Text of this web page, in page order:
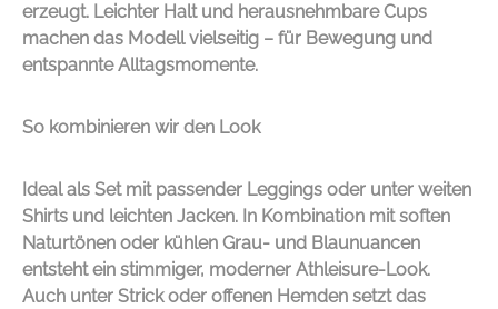
erzeugt. Leichter Halt und herausnehmbare Cups
machen das Modell vielseitig – für Bewegung und
entspannte Alltagsmomente.
So kombinieren wir den Look
Ideal als Set mit passender Leggings oder unter weiten
Shirts und leichten Jacken. In Kombination mit soften
Naturtönen oder kühlen Grau- und Blaunuancen
entsteht ein stimmiger, moderner Athleisure-Look.
Auch unter Strick oder offenen Hemden setzt das